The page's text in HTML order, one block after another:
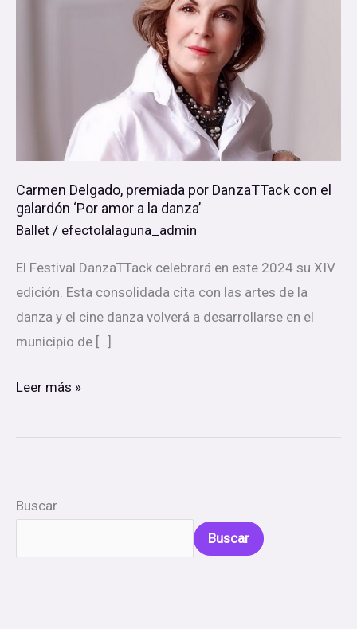
Carmen Delgado, premiada por DanzaTTack con el
galardón ‘Por amor a la danza’
Ballet / efectolalaguna_admin
El Festival DanzaTTack celebrará en este 2024 su XIV
edición. Esta consolidada cita con las artes de la
danza y el cine danza volverá a desarrollarse en el
municipio de […]
‘Por
amor
a
la
danza’
Leer más »
Buscar
Buscar